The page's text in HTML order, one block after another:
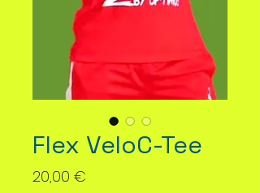
Flex VeloC-Tee
20,00 €